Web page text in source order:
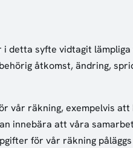
detta syfte vidtagit
åtkomst, ändring,
räkning, exempelvis
innebära att våra
för vår räkning